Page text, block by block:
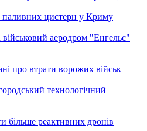
цистерн у Криму
аеродром "Енгельс"
про втрати ворожих військ
технологічний
більше реактивних дронів